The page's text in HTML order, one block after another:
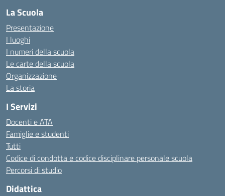
La Scuola
Presentazione
I luoghi
I numeri della scuola
Le carte della scuola
Organizzazione
La storia
I Servizi
Docenti e ATA
Famiglie e studenti
Tutti
Codice di condotta e codice disciplinare personale scuola
Percorsi di studio
Didattica